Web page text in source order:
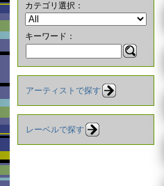
カテゴリ選択：
キーワード：
アーティストで探す
レーベルで探す